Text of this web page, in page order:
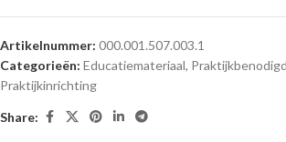
Artikelnummer: 000.001.507.003.1
Categorieën: Educatiemateriaal,
Praktijkinrichting
Share: